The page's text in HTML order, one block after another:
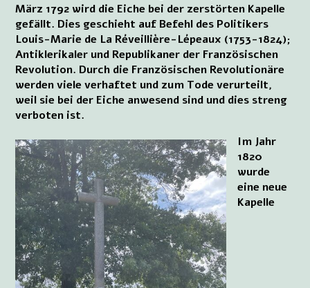
März 1792 wird die Eiche bei der zerstörten Kapelle
gefällt. Dies geschieht auf Befehl des Politikers
Louis-Marie de La Réveillière-Lépeaux (1753-1824);
Antiklerikaler und Republikaner der Französischen
Revolution. Durch die Französischen Revolutionäre
werden viele verhaftet und zum Tode verurteilt,
weil sie bei der Eiche anwesend sind und dies streng
verboten ist.
Im Jahr
1820
wurde
eine neue
Kapelle